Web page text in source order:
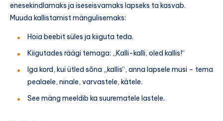
enesekindlamaks ja iseseisvamaks lapseks ta kasvab.
Muuda kallistamist mängulisemaks:
Hoia beebit süles ja kiiguta teda.
Kiigutades räägi temaga: „Kalli-kalli, oled kallis!“
Iga kord, kui ütled sõna „kallis“, anna lapsele musi – tema
pealaele, ninale, varvastele, kätele.
See mäng meeldib ka suurematele lastele.